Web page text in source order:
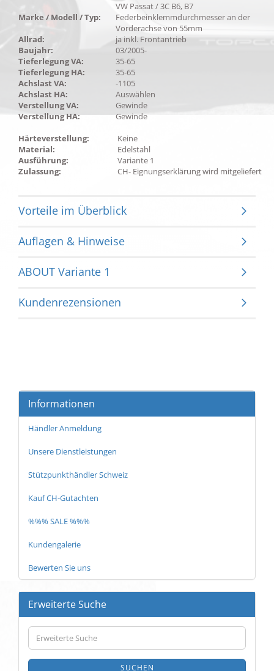
Marke / Modell / Typ:
VW Passat / 3C B6, B7
Federbeinklemmdurchmesser an der
Vorderachse von 55mm
Allrad:
ja inkl. Frontantrieb
Baujahr:
03/2005-
Tieferlegung VA:
35-65
Tieferlegung HA:
35-65
Achslast VA:
-1105
Achslast HA:
Auswählen
Verstellung VA:
Gewinde
Verstellung HA:
Gewinde
Härteverstellung:
Keine
Material:
Edelstahl
Ausführung:
Variante 1
Zulassung:
CH- Eignungserklärung wird mitgeliefert
Vorteile im Überblick
Auflagen & Hinweise
ABOUT Variante 1
Kundenrezensionen
Informationen
Händler Anmeldung
Unsere Dienstleistungen
Stützpunkthändler Schweiz
Kauf CH-Gutachten
%%% SALE %%%
Kundengalerie
Bewerten Sie uns
Erweiterte Suche
Erweiterte
Suche
SUCHEN